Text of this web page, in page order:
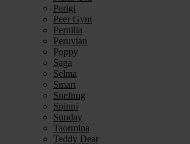
Parigi
Peer Gynt
Pernilla
Peruvian
Poppy
Saga
Selma
Smart
Snefnug
Spinni
Sunday
Taormina
Teddy Dear